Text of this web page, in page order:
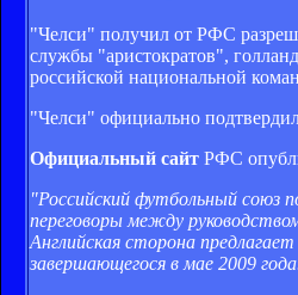
"Челси" получил от РФС
службы "аристократов",
российской национальной
"Челси" официально
Официальный сайт РФС
"Российский футбольный союз
переговоры между
Английская сторона
завершающегося в мае 2009